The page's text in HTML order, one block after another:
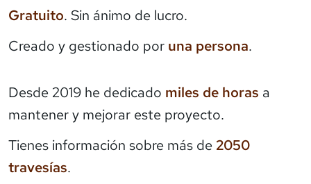
Gratuito. Sin ánimo de lucro.
Creado y gestionado por una persona.
Desde 2019 he dedicado miles de horas a
mantener y mejorar este proyecto.
Tienes información sobre más de 2050
travesías.